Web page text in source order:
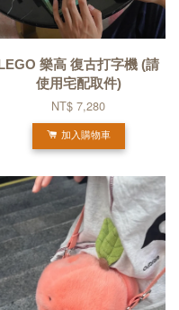
樂高 復古打字機 (請
使用宅配取件)
NT$ 7,280
加入購物車